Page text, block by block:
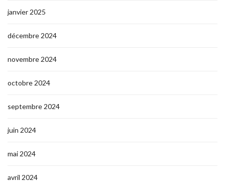
janvier 2025
décembre 2024
novembre 2024
octobre 2024
septembre 2024
juin 2024
mai 2024
avril 2024